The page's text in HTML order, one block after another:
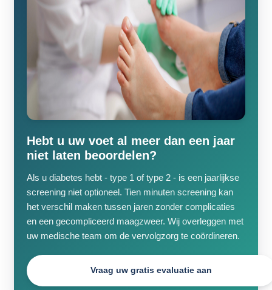
Hebt u uw voet al meer dan een jaar
niet laten beoordelen?
Als u diabetes hebt - type 1 of type 2 - is een jaarlijkse
screening niet optioneel. Tien minuten screening kan
het verschil maken tussen jaren zonder complicaties
en een gecompliceerd maagzweer. Wij overleggen met
uw medische team om de vervolgzorg te coördineren.
Vraag uw gratis evaluatie aan